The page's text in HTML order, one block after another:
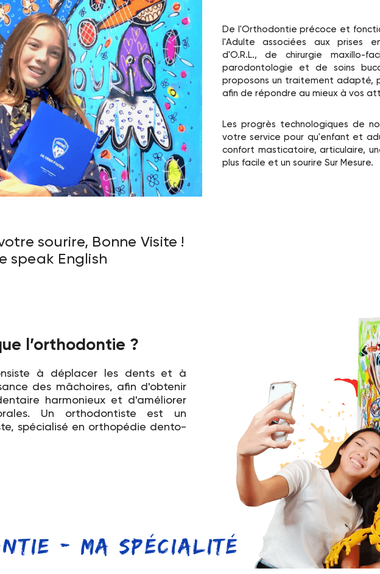
De l'Orthodontie précoce et
l'Adulte associées aux prises
d'O.R.L., de chirurgie maxillo-
parodontologie et de soins
proposons un traitement adapté,
afin de répondre au mieux à vos
Les progrès technologiques de
votre service pour qu'enfant et
confort masticatoire, articulaire,
plus facile et un sourire Sur Mesure.
sourire, Bonne Visite !
speak English
l’orthodontie ?
à déplacer les dents et à
des mâchoires, afin d'obtenir
harmonieux et d'améliorer
Un orthodontiste est un
spécialisé en orthopédie dento-
- ma spécialité